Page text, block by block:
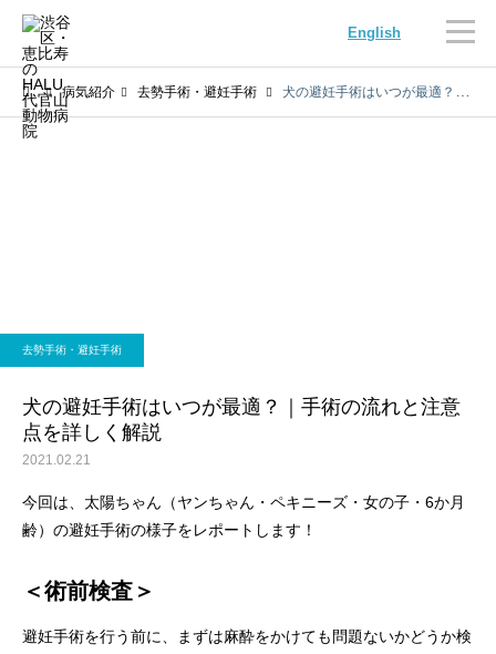
English
画像診断科 軟部外科
病気紹介 去勢手術・避妊手術 犬の避妊手術はいつが最適？｜手術の流れと注意点を詳しく解説
去勢手術・避妊手術
犬の避妊手術はいつが最適？｜手術の流れと注意
点を詳しく解説
2021.02.21
今回は、太陽ちゃん（ヤンちゃん・ペキニーズ・女の子・6か月
齢）の避妊手術の様子をレポートします！
＜術前検査＞
避妊手術を行う前に、まずは麻酔をかけても問題ないかどうか検